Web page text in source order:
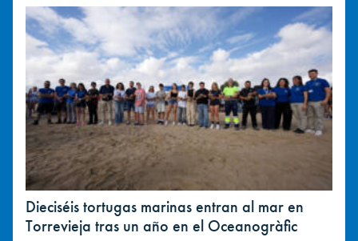
Dieciséis tortugas marinas entran al mar en
Torrevieja tras un año en el Oceanogràfic